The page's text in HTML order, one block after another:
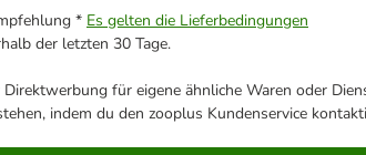
* Es gelten die Lieferbedingungen
der letzten 30 Tage.
für eigene ähnliche Waren oder
indem du den zooplus Kundenservice